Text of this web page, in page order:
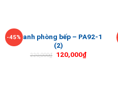
-45%Tranh phòng bếp – PA92-1
(2)
220,000₫ 120,000₫